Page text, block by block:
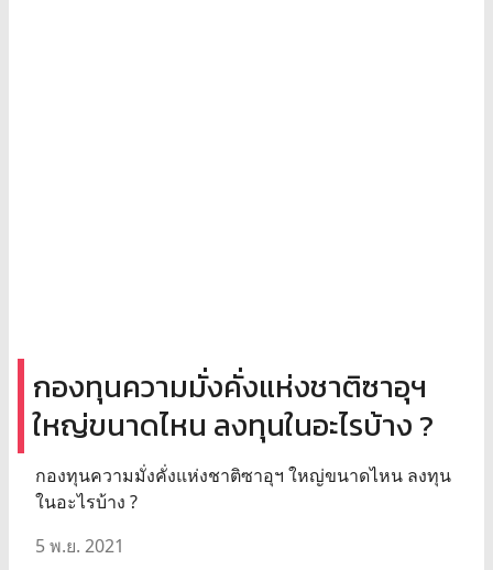
กองทุนความมั่งคั่งแห่งชาติซาอุฯ
ใหญ่ขนาดไหน ลงทุนในอะไรบ้าง ?
กองทุนความมั่งคั่งแห่งชาติซาอุฯ ใหญ่ขนาดไหน ลงทุน
ในอะไรบ้าง ?
5 พ.ย. 2021